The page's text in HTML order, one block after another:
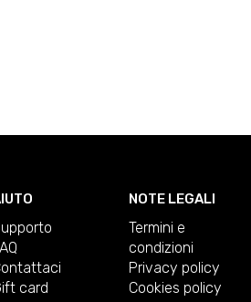
card
NOTE LEGALI
Termini e
condizioni
Privacy policy
Cookies policy